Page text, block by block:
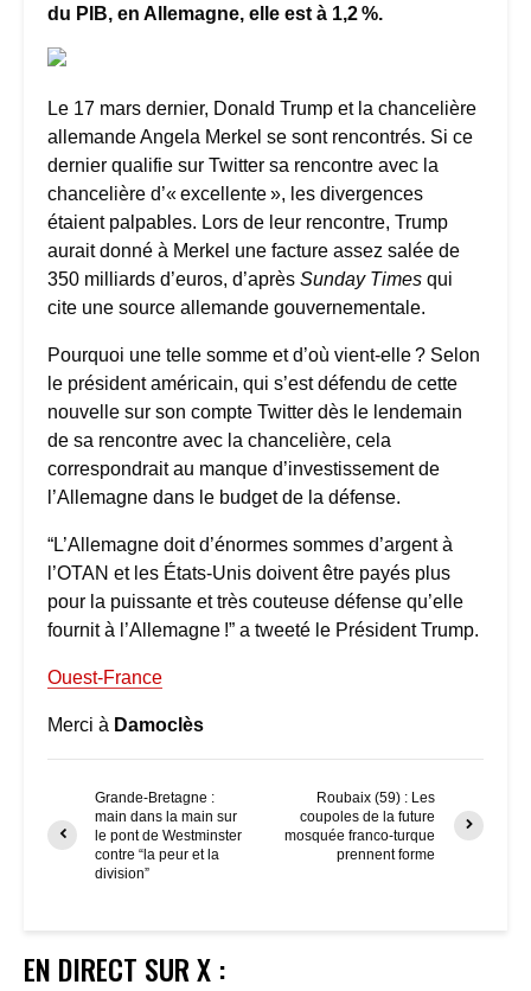
du PIB, en Allemagne, elle est à 1,2 %.
Le 17 mars dernier, Donald Trump et la chancelière
allemande Angela Merkel se sont rencontrés. Si ce
dernier qualifie sur Twitter sa rencontre avec la
chancelière d’« excellente », les divergences
étaient palpables. Lors de leur rencontre, Trump
aurait donné à Merkel une facture assez salée de
350 milliards d’euros, d’après Sunday Times qui
cite une source allemande gouvernementale.
Pourquoi une telle somme et d’où vient-elle ? Selon
le président américain, qui s’est défendu de cette
nouvelle sur son compte Twitter dès le lendemain
de sa rencontre avec la chancelière, cela
correspondrait au manque d’investissement de
l’Allemagne dans le budget de la défense.
“L’Allemagne doit d’énormes sommes d’argent à
l’OTAN et les États-Unis doivent être payés plus
pour la puissante et très couteuse défense qu’elle
fournit à l’Allemagne !” a tweeté le Président Trump.
Ouest-France
Merci à Damoclès
Grande-Bretagne :
main dans la main sur
le pont de Westminster
contre “la peur et la
division”
Roubaix (59) : Les
coupoles de la future
mosquée franco-turque
prennent forme
EN DIRECT SUR X :